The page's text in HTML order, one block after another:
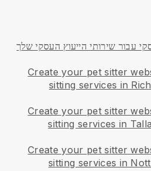
עבור שירותי הייעוץ העסקי שלך
Create your pet sitter
sitting services in
Create your pet sitter
sitting services in
Create your pet sitter
sitting services in